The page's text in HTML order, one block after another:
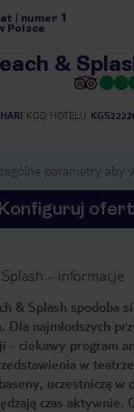
numer 1
Polsce
&
KOD HOTELU
parametry aby
Konfiguruj
- informacje
& Splash spodoba
Dla najmłodszych
- ciekawy program
w
uczestniczą w
czas aktywnie.